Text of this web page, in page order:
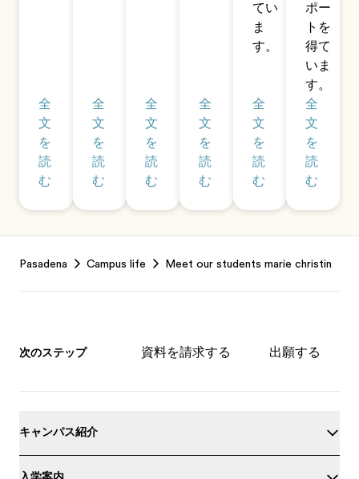
全
文
を
読
む
全
文
を
読
む
全
文
を
読
む
全
文
を
読
む
てい
ま
す。
全
文
を
読
む
ポー
トを
得て
いま
す。
全
文
を
読
む
Pasadena Campus life Meet our students marie christin
次のステップ 資料を請求する 出願する
キャンパス紹介
入学案内